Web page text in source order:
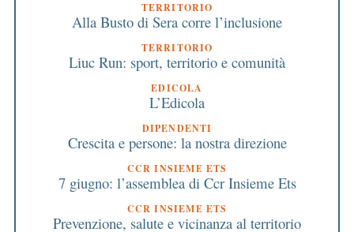
TERRITORIO
Alla Busto di Sera corre l’inclusione
TERRITORIO
Liuc Run: sport, territorio e comunità
EDICOLA
L’Edicola
DIPENDENTI
Crescita e persone: la nostra direzione
CCR INSIEME ETS
7 giugno: l’assemblea di Ccr Insieme Ets
CCR INSIEME ETS
Prevenzione, salute e vicinanza al territorio